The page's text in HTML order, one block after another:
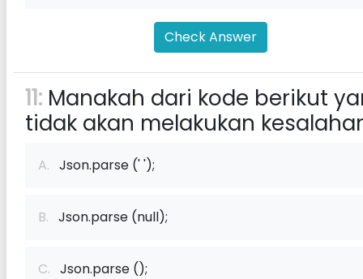
Check Answer
11: Manakah dari kode berikut
tidak akan melakukan
A. Json.parse (' ');
B. Json.parse (null);
C. Json.parse ();